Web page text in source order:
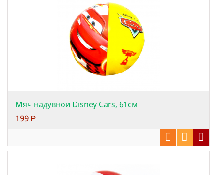
Мяч надувной Disney Cars, 61см
199 Р